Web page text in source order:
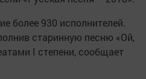
более 930 исполнителей.
старинную песню «Ой,
I степени, сообщает